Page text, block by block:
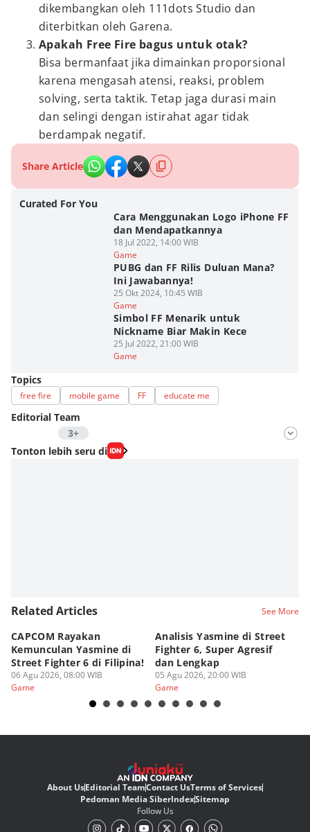
dikembangkan oleh 111dots Studio dan
diterbitkan oleh Garena.
Apakah Free Fire bagus untuk otak?
Bisa bermanfaat jika dimainkan proporsional
karena mengasah atensi, reaksi, problem
solving, serta taktik. Tetap jaga durasi main
dan selingi dengan istirahat agar tidak
berdampak negatif.
Share Article
Curated For You
Cara Menggunakan Logo iPhone FF
dan Mendapatkannya
18 Jul 2022, 14:00 WIB
Game
PUBG dan FF Rilis Duluan Mana?
Ini Jawabannya!
25 Okt 2024, 10:45 WIB
Game
Simbol FF Menarik untuk
Nickname Biar Makin Kece
25 Jul 2022, 21:00 WIB
Game
Topics
free fire mobile game FF educate me
Editorial Team
3+
Editor
Nadia Agatha Pramesthi
Tonton lebih seru di
Related Articles See More
CAPCOM Rayakan
Kemunculan Yasmine di
Street Fighter 6 di Filipina!
06 Agu 2026, 08:00 WIB
Game
Analisis Yasmine di Street
Fighter 6, Super Agresif
dan Lengkap
05 Agu 2026, 20:00 WIB
Game
About UsEditorial TeamContact UsTerms of Services
Pedoman Media SiberIndexSitemap
Follow Us